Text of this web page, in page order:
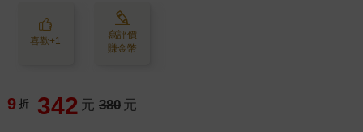
喜歡+1
寫評價
賺金幣
9 折 342 元 380 元